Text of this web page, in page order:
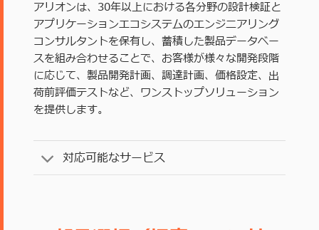
アリオンは、30年以上における各分野の設計検証と
アプリケーションエコシステムのエンジニアリング
コンサルタントを保有し、蓄積した製品データベー
スを組み合わせることで、お客様が様々な開発段階
に応じて、製品開発計画、調達計画、価格設定、出
荷前評価テストなど、ワンストップソリューション
を提供します。
対応可能なサービス